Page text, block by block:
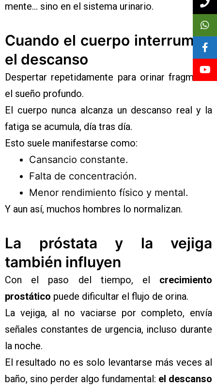
mente… sino en el sistema urinario.
Cuando el cuerpo interrumpe
el descanso
Despertar repetidamente para orinar fragmenta
el sueño profundo.
El cuerpo nunca alcanza un descanso real y la
fatiga se acumula, día tras día.
Esto suele manifestarse como:
Cansancio constante.
Falta de concentración.
Menor rendimiento físico y mental.
Y aun así, muchos hombres lo normalizan.
La próstata y la vejiga
también influyen
Con el paso del tiempo, el crecimiento
prostático puede dificultar el flujo de orina.
La vejiga, al no vaciarse por completo, envía
señales constantes de urgencia, incluso durante
la noche.
El resultado no es solo levantarse más veces al
baño, sino perder algo fundamental: el descanso